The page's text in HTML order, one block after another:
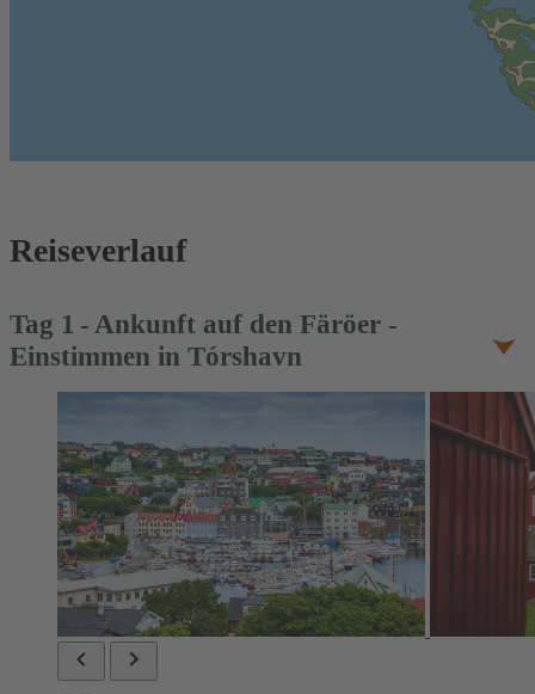
Reiseverlauf
Tag 1
Ankunft auf den Färöer -
Einstimmen in Tórshavn